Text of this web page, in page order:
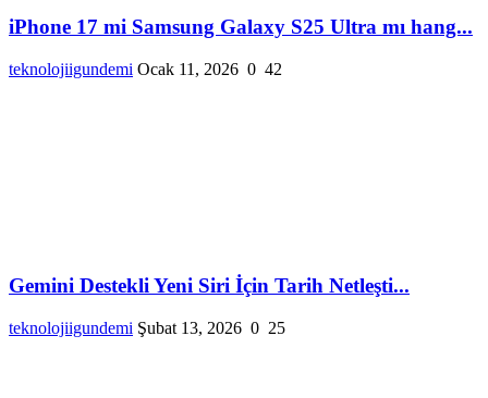
iPhone 17 mi Samsung Galaxy S25 Ultra mı hang...
teknolojiigundemi Ocak 11, 2026 0 42
Gemini Destekli Yeni Siri İçin Tarih Netleşti...
teknolojiigundemi Şubat 13, 2026 0 25